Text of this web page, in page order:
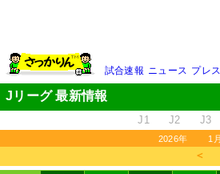
試合速報 ニュース プレ
Jリーグ 最新情報
J1 J2 J3
2026年 1月
＜